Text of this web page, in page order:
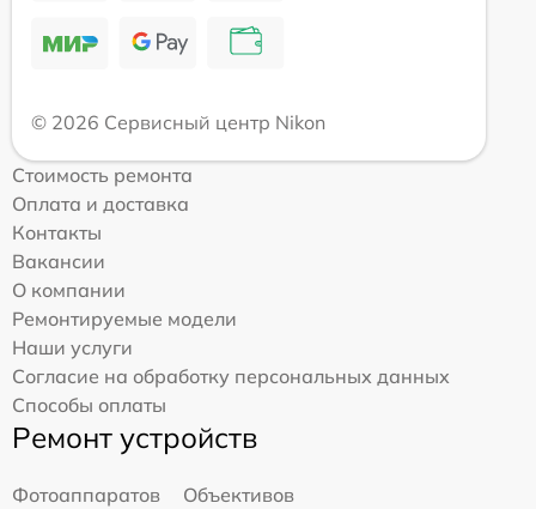
© 2026 Сервисный центр Nikon
Стоимость ремонта
Оплата и доставка
Контакты
Вакансии
О компании
Ремонтируемые модели
Наши услуги
Согласие на обработку персональных данных
Способы оплаты
Ремонт устройств
Фотоаппаратов
Объективов